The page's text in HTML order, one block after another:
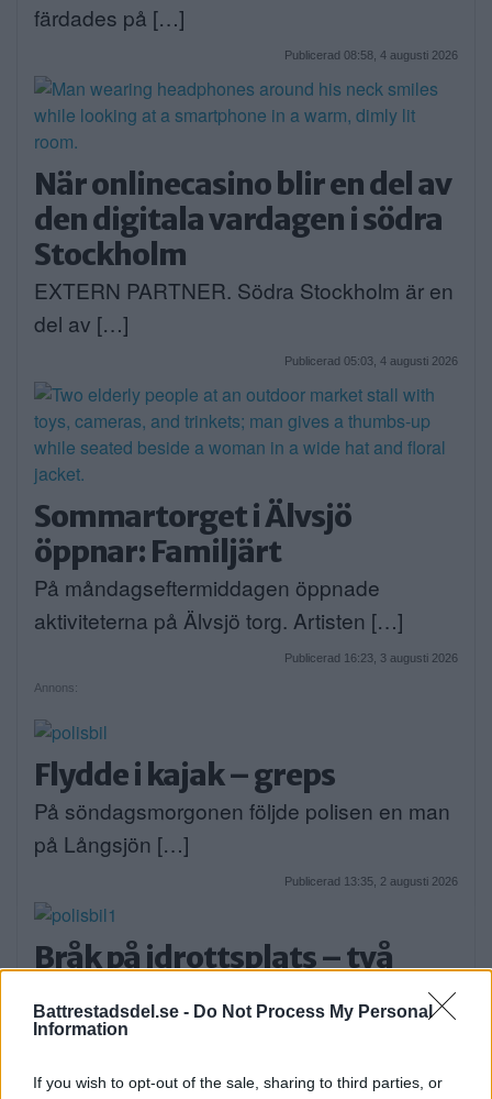
Battrestadsdel.se - Do Not Process My Personal
Information
If you wish to opt-out of the sale, sharing to third parties, or
färdades på […]
Publicerad 08:58, 4 augusti 2026
När onlinecasino blir en del av
den digitala vardagen i södra
Stockholm
EXTERN PARTNER. Södra Stockholm är en
del av […]
Publicerad 05:03, 4 augusti 2026
Sommartorget i Älvsjö
öppnar: Familjärt
På måndagseftermiddagen öppnade
aktiviteterna på Älvsjö torg. Artisten […]
Publicerad 16:23, 3 augusti 2026
Annons:
Flydde i kajak – greps
På söndagsmorgonen följde polisen en man
på Långsjön […]
Publicerad 13:35, 2 augusti 2026
Bråk på idrottsplats – två
På lördagseftermiddagen skadades två